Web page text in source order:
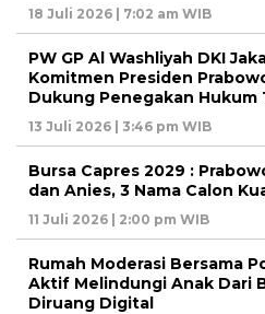
18 Juli 2026 | 7:02 am WIB
PW GP Al Washliyah DKI
Komitmen Presiden
Dukung Penegakan Hukum
13 Juli 2026 | 3:46 pm WIB
Bursa Capres 2029 :
dan Anies, 3 Nama Calon
11 Juli 2026 | 2:00 pm WIB
Rumah Moderasi Bersama
Aktif Melindungi Anak Dari
Diruang Digital